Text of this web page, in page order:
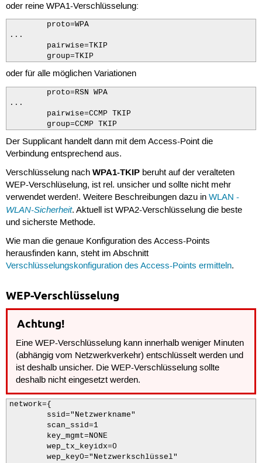
oder reine WPA1-Verschlüsselung:
        proto=WPA
...
        pairwise=TKIP
        group=TKIP
oder für alle möglichen Variationen
        proto=RSN WPA
...
        pairwise=CCMP TKIP
        group=CCMP TKIP
Der Supplicant handelt dann mit dem Access-Point die
Verbindung entsprechend aus.
Verschlüsselung nach WPA1-TKIPberuht auf der veralteten
WEP-Verschlüselung, ist rel. unsicher und sollte nicht mehr
verwendet werden!. Weitere Beschreibungen dazu in WLAN -
WLAN-Sicherheit. Aktuell ist WPA2-Verschlüsselung die beste
und sicherste Methode.
Wie man die genaue Konfiguration des Access-Points
herausfinden kann, steht im Abschnitt
Verschlüsselungskonfiguration des Access-Points ermitteln.
WEP-Verschlüsselung
Achtung!
Eine WEP-Verschlüsselung kann innerhalb weniger Minuten
(abhängig vom Netzwerkverkehr) entschlüsselt werden und
ist deshalb unsicher. Die WEP-Verschlüsselung sollte
deshalb nicht eingesetzt werden.
network={
        ssid="Netzwerkname"
        scan_ssid=1
        key_mgmt=NONE
        wep_tx_keyidx=0
        wep_key0="Netzwerkschlüssel"